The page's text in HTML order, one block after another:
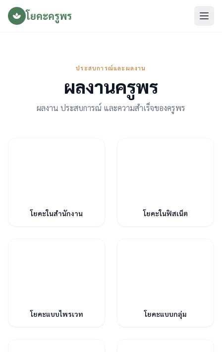
โยคะครูพร
ประสบการณ์และผลงาน
ผลงานครูพร
ผลงาน ประสบการณ์ และความสำเร็จของครูพร
โยคะในสำนักงาน โยคะในฟิสเน็ต
โยคะแบบไพรเวท โยคะแบบกลุ่ม